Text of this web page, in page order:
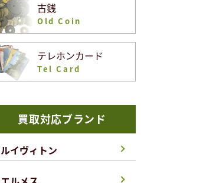
古銭
Old Coin
テレホンカード
Tel Card
買取対応ブランド
ルイヴィトン